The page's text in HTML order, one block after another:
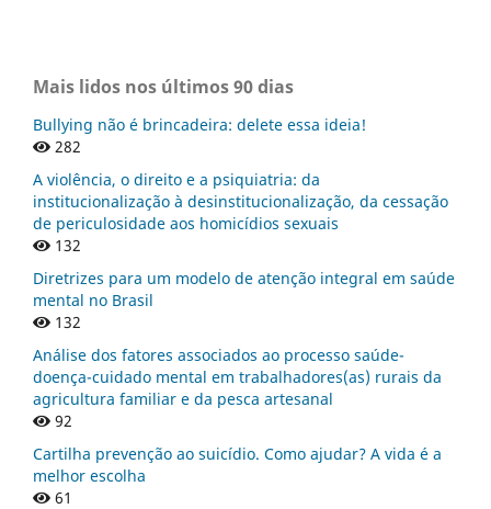
Mais lidos nos últimos 90 dias
Bullying não é brincadeira: delete essa ideia!
282
A violência, o direito e a psiquiatria: da
institucionalização à desinstitucionalização, da cessação
de periculosidade aos homicídios sexuais
132
Diretrizes para um modelo de atenção integral em saúde
mental no Brasil
132
Análise dos fatores associados ao processo saúde-
doença-cuidado mental em trabalhadores(as) rurais da
agricultura familiar e da pesca artesanal
92
Cartilha prevenção ao suicídio. Como ajudar? A vida é a
melhor escolha
61